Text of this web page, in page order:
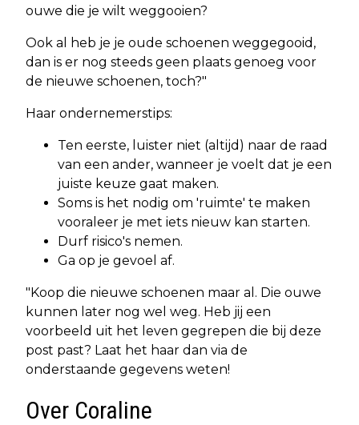
ouwe die je wilt weggooien?
Ook al heb je je oude schoenen weggegooid,
dan is er nog steeds geen plaats genoeg voor
de nieuwe schoenen, toch?"
Haar ondernemerstips:
Ten eerste, luister niet (altijd) naar de raad
van een ander, wanneer je voelt dat je een
juiste keuze gaat maken.
Soms is het nodig om 'ruimte' te maken
vooraleer je met iets nieuw kan starten.
Durf risico's nemen.
Ga op je gevoel af.
"Koop die nieuwe schoenen maar al. Die ouwe
kunnen later nog wel weg. Heb jij een
voorbeeld uit het leven gegrepen die bij deze
post past? Laat het haar dan via de
onderstaande gegevens weten!
Over Coraline